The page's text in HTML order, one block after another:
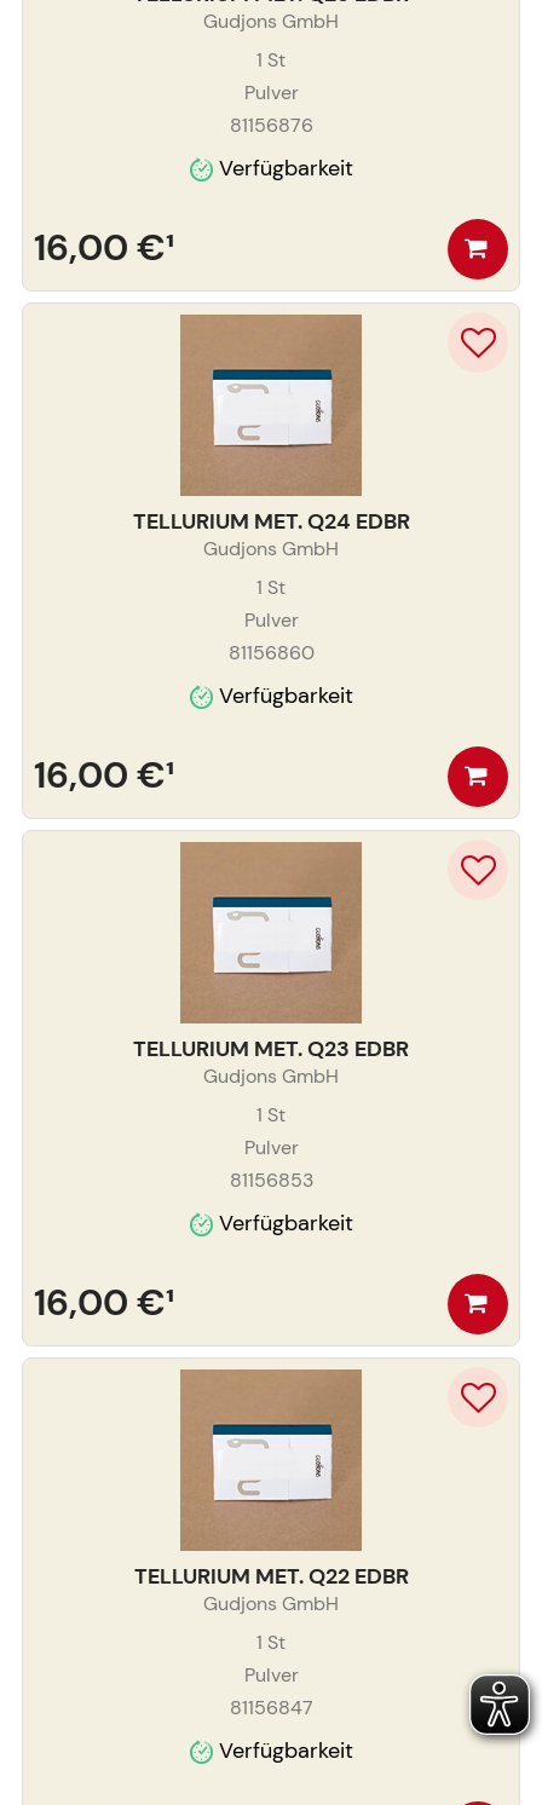
Gudjons GmbH
1 St
Pulver
81156876
Verfügbarkeit
16,00 €¹
TELLURIUM MET. Q24 EDBR
Gudjons GmbH
1 St
Pulver
81156860
Verfügbarkeit
16,00 €¹
TELLURIUM MET. Q23 EDBR
Gudjons GmbH
1 St
Pulver
81156853
Verfügbarkeit
16,00 €¹
TELLURIUM MET. Q22 EDBR
Gudjons GmbH
1 St
Pulver
81156847
Verfügbarkeit